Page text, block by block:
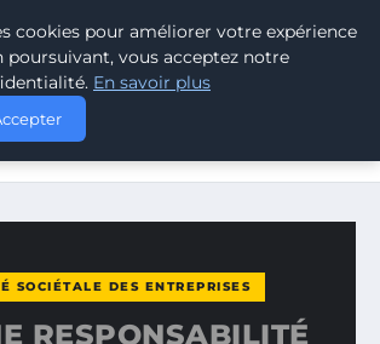
BLOG
SOCIÉTALE DES ENTREPRISES
SOCIÉTALE GLOBALE : AU-DELÀ
SOCIÉTALE DES ENTREPRISES
RESPONSABILITÉ
cookies pour améliorer votre expérience
poursuivant, vous acceptez notre
En savoir plus